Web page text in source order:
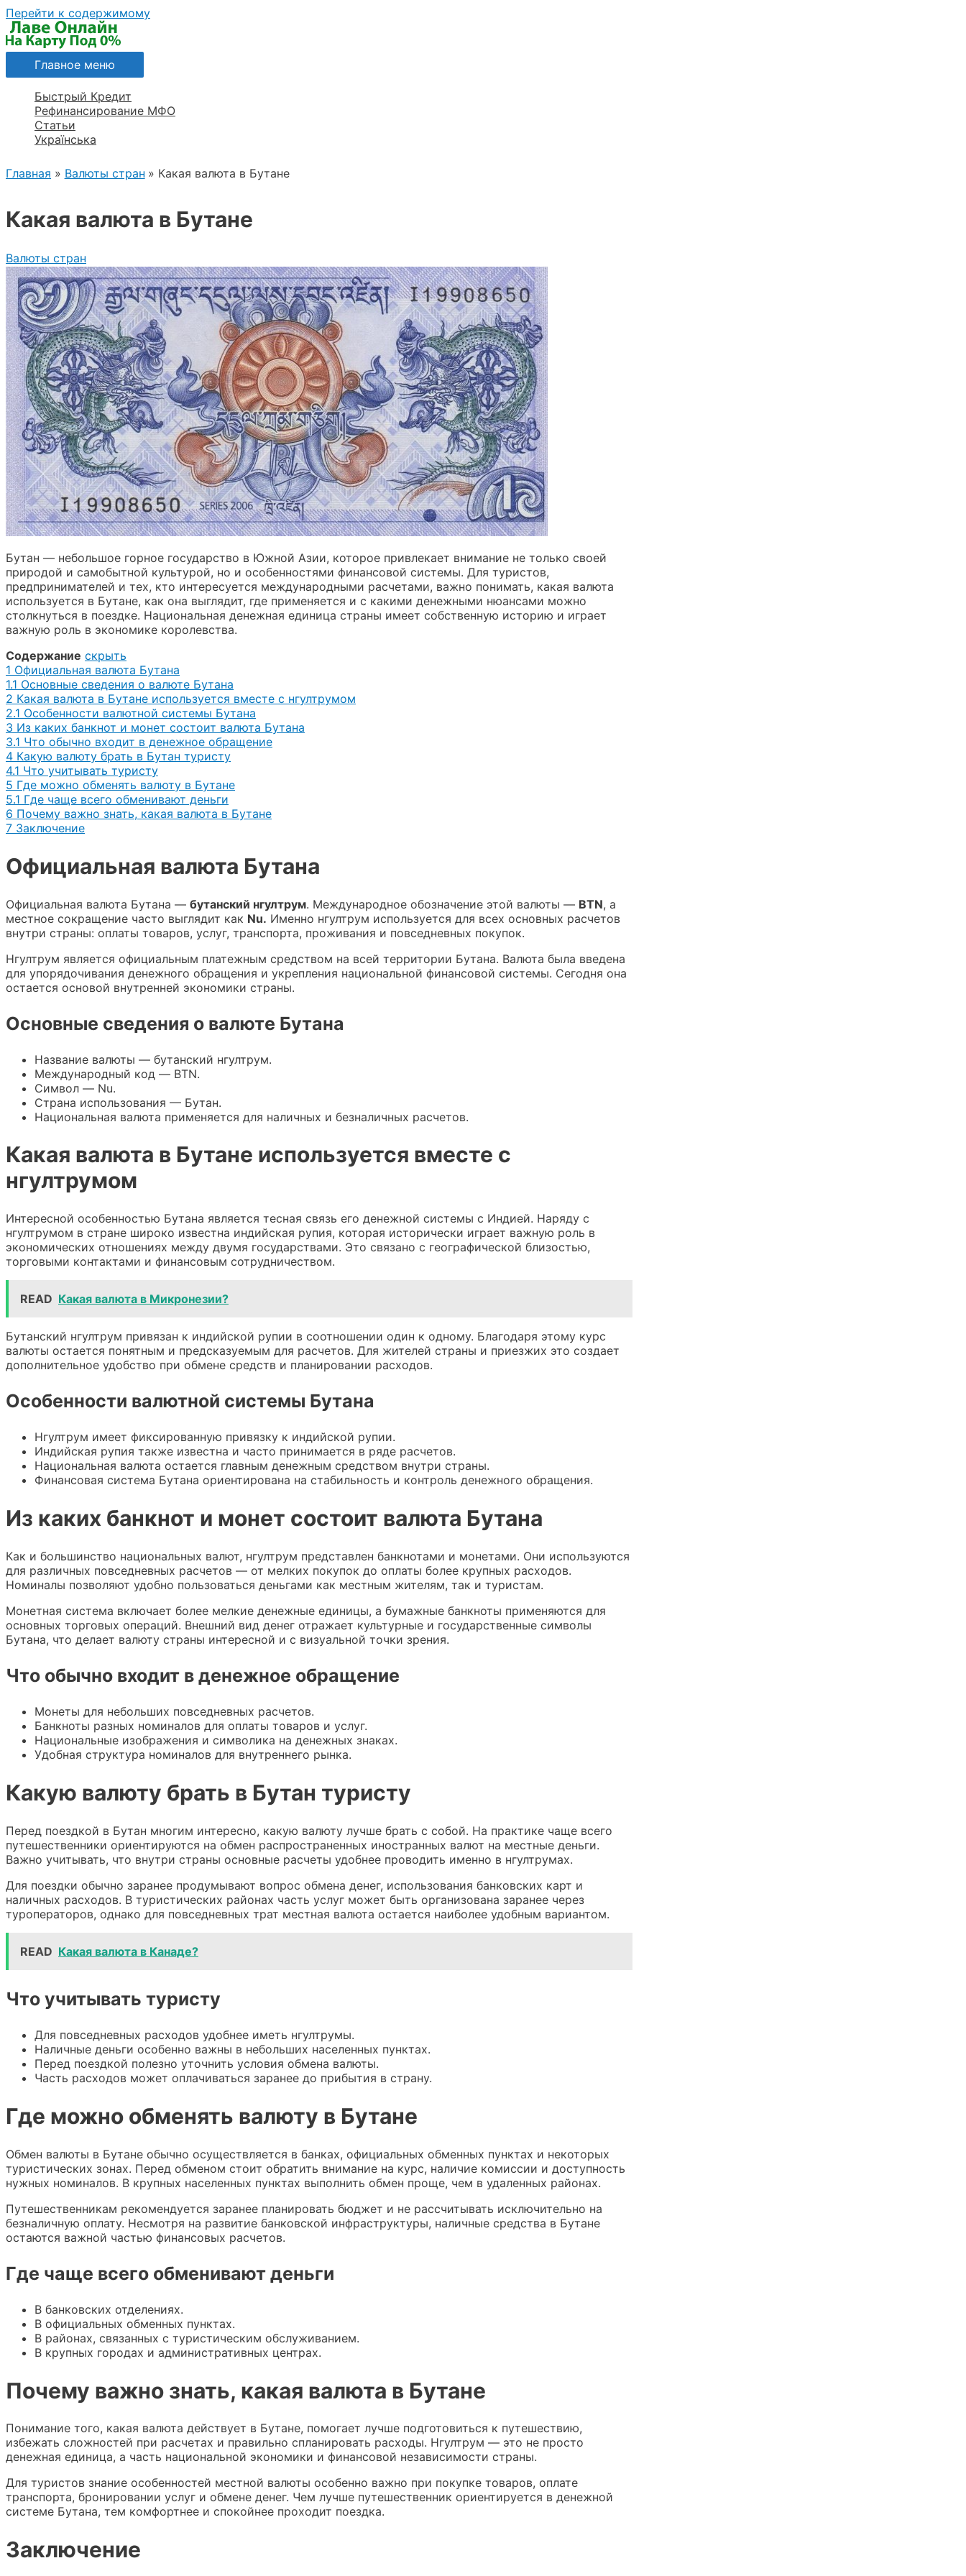
Перейти к содержимому
Главное меню
Быстрый Кредит
Рефинансирование МФО
Статьи
Українська
Главная Валюты стран Какая валюта в Бутане
Какая валюта в Бутане
Валюты стран
Бутан — небольшое горное государство в Южной Азии, которое привлекает внимание не только своей
природой и самобытной культурой, но и особенностями финансовой системы. Для туристов,
предпринимателей и тех, кто интересуется международными расчетами, важно понимать, какая валюта
используется в Бутане, как она выглядит, где применяется и с какими денежными нюансами можно
столкнуться в поездке. Национальная денежная единица страны имеет собственную историю и играет
важную роль в экономике королевства.
Содержание скрыть
1 Официальная валюта Бутана
1.1 Основные сведения о валюте Бутана
2 Какая валюта в Бутане используется вместе с нгултрумом
2.1 Особенности валютной системы Бутана
3 Из каких банкнот и монет состоит валюта Бутана
3.1 Что обычно входит в денежное обращение
4 Какую валюту брать в Бутан туристу
4.1 Что учитывать туристу
5 Где можно обменять валюту в Бутане
5.1 Где чаще всего обменивают деньги
6 Почему важно знать, какая валюта в Бутане
7 Заключение
Официальная валюта Бутана
Официальная валюта Бутана — бутанский нгултрум. Международное обозначение этой валюты — BTN, а
местное сокращение часто выглядит как Nu. Именно нгултрум используется для всех основных расчетов
внутри страны: оплаты товаров, услуг, транспорта, проживания и повседневных покупок.
Нгултрум является официальным платежным средством на всей территории Бутана. Валюта была введена
для упорядочивания денежного обращения и укрепления национальной финансовой системы. Сегодня она
остается основой внутренней экономики страны.
Основные сведения о валюте Бутана
Название валюты — бутанский нгултрум.
Международный код — BTN.
Символ — Nu.
Страна использования — Бутан.
Национальная валюта применяется для наличных и безналичных расчетов.
Какая валюта в Бутане используется вместе с
нгултрумом
Интересной особенностью Бутана является тесная связь его денежной системы с Индией. Наряду с
нгултрумом в стране широко известна индийская рупия, которая исторически играет важную роль в
экономических отношениях между двумя государствами. Это связано с географической близостью,
торговыми контактами и финансовым сотрудничеством.
READ Какая валюта в Микронезии?
Бутанский нгултрум привязан к индийской рупии в соотношении один к одному. Благодаря этому курс
валюты остается понятным и предсказуемым для расчетов. Для жителей страны и приезжих это создает
дополнительное удобство при обмене средств и планировании расходов.
Особенности валютной системы Бутана
Нгултрум имеет фиксированную привязку к индийской рупии.
Индийская рупия также известна и часто принимается в ряде расчетов.
Национальная валюта остается главным денежным средством внутри страны.
Финансовая система Бутана ориентирована на стабильность и контроль денежного обращения.
Из каких банкнот и монет состоит валюта Бутана
Как и большинство национальных валют, нгултрум представлен банкнотами и монетами. Они используются
для различных повседневных расчетов — от мелких покупок до оплаты более крупных расходов.
Номиналы позволяют удобно пользоваться деньгами как местным жителям, так и туристам.
Монетная система включает более мелкие денежные единицы, а бумажные банкноты применяются для
основных торговых операций. Внешний вид денег отражает культурные и государственные символы
Бутана, что делает валюту страны интересной и с визуальной точки зрения.
Что обычно входит в денежное обращение
Монеты для небольших повседневных расчетов.
Банкноты разных номиналов для оплаты товаров и услуг.
Национальные изображения и символика на денежных знаках.
Удобная структура номиналов для внутреннего рынка.
Какую валюту брать в Бутан туристу
Перед поездкой в Бутан многим интересно, какую валюту лучше брать с собой. На практике чаще всего
путешественники ориентируются на обмен распространенных иностранных валют на местные деньги.
Важно учитывать, что внутри страны основные расчеты удобнее проводить именно в нгултрумах.
Для поездки обычно заранее продумывают вопрос обмена денег, использования банковских карт и
наличных расходов. В туристических районах часть услуг может быть организована заранее через
туроператоров, однако для повседневных трат местная валюта остается наиболее удобным вариантом.
READ Какая валюта в Канаде?
Что учитывать туристу
Для повседневных расходов удобнее иметь нгултрумы.
Наличные деньги особенно важны в небольших населенных пунктах.
Перед поездкой полезно уточнить условия обмена валюты.
Часть расходов может оплачиваться заранее до прибытия в страну.
Где можно обменять валюту в Бутане
Обмен валюты в Бутане обычно осуществляется в банках, официальных обменных пунктах и некоторых
туристических зонах. Перед обменом стоит обратить внимание на курс, наличие комиссии и доступность
нужных номиналов. В крупных населенных пунктах выполнить обмен проще, чем в удаленных районах.
Путешественникам рекомендуется заранее планировать бюджет и не рассчитывать исключительно на
безналичную оплату. Несмотря на развитие банковской инфраструктуры, наличные средства в Бутане
остаются важной частью финансовых расчетов.
Где чаще всего обменивают деньги
В банковских отделениях.
В официальных обменных пунктах.
В районах, связанных с туристическим обслуживанием.
В крупных городах и административных центрах.
Почему важно знать, какая валюта в Бутане
Понимание того, какая валюта действует в Бутане, помогает лучше подготовиться к путешествию,
избежать сложностей при расчетах и правильно спланировать расходы. Нгултрум — это не просто
денежная единица, а часть национальной экономики и финансовой независимости страны.
Для туристов знание особенностей местной валюты особенно важно при покупке товаров, оплате
транспорта, бронировании услуг и обмене денег. Чем лучше путешественник ориентируется в денежной
системе Бутана, тем комфортнее и спокойнее проходит поездка.
Заключение